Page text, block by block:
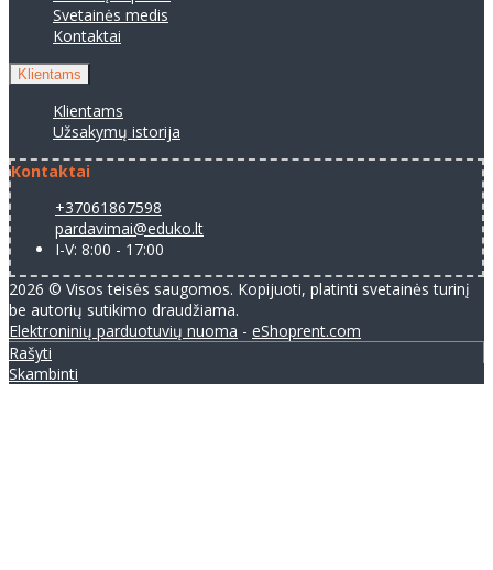
Svetainės medis
Kontaktai
Klientams
Klientams
Užsakymų istorija
Kontaktai
+37061867598
pardavimai@eduko.lt
I-V: 8:00 - 17:00
2026 © Visos teisės saugomos. Kopijuoti, platinti svetainės turinį
be autorių sutikimo draudžiama.
Elektroninių parduotuvių nuoma - eShoprent.com
Rašyti
Skambinti